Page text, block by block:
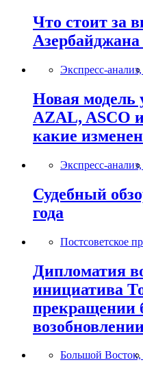
Что стоит за
Экспресс-анализ,
Новая модель
AZAL, ASCO
какие
Экспресс-анализ,
Судебный
года
Постсоветское
Дипломатия
инициатива
прекращении
Большой Восток,